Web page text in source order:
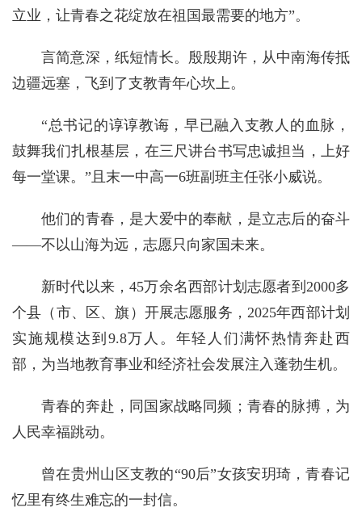
立业，让青春之花绽放在祖国最需要的地方”。
言简意深，纸短情长。殷殷期许，从中南海传抵
边疆远塞，飞到了支教青年心坎上。
“总书记的谆谆教诲，早已融入支教人的血脉，
鼓舞我们扎根基层，在三尺讲台书写忠诚担当，上好
每一堂课。”且末一中高一6班副班主任张小威说。
他们的青春，是大爱中的奉献，是立志后的奋斗
——不以山海为远，志愿只向家国未来。
新时代以来，45万余名西部计划志愿者到2000多
个县（市、区、旗）开展志愿服务，2025年西部计划
实施规模达到9.8万人。年轻人们满怀热情奔赴西
部，为当地教育事业和经济社会发展注入蓬勃生机。
青春的奔赴，同国家战略同频；青春的脉搏，为
人民幸福跳动。
曾在贵州山区支教的“90后”女孩安玥琦，青春记
忆里有终生难忘的一封信。